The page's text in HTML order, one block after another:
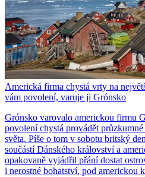
Americká firma chystá vrty na
vám povolení, varuje ji Grónsko
Grónsko varovalo americkou firmu
povolení chystá provádět
světa. Píše o tom v sobotu britský
součástí Dánského království a
opakovaně vyjádřil přání dostat
i nerostné bohatství, pod americkou